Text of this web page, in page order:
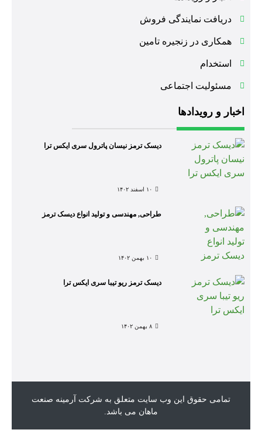
دریافت نمایندگی فروش
همکاری در زنجیره تامین
استخدام
مسئولیت اجتماعی
اخبار و رویدادها
دیسک ترمز نیسان پاترول سری ایکس ترا
۱۰ اسفند ۱۴۰۲
طراحی, مهندسی و تولید انواع دیسک ترمز
۱۰ بهمن ۱۴۰۲
دیسک ترمز ریو تیبا سری ایکس ترا
۸ بهمن ۱۴۰۲
تمامی حقوق این وب سایت متعلق به شرکت آرمینه صنعت
ماهان می باشد.